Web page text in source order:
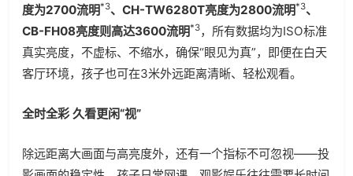
度为2700流明*3、CH-TW6280T亮度为2800流明*3、
CB-FH08亮度则高达3600流明*3，所有数据均为ISO标准
真实亮度，不虚标、不缩水，确保“眼见为真”，即便在白天
客厅环境，孩子也可在3米外远距离清晰、轻松观看。
全时全彩 久看更闲“视”
除远距离大画面与高亮度外，还有一个指标不可忽视——投